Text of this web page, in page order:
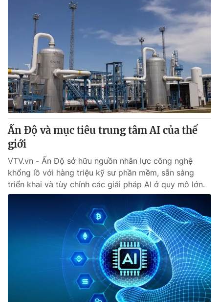
Ấn Độ và mục tiêu trung tâm AI của thế
giới
VTV.vn - Ấn Độ sở hữu nguồn nhân lực công nghệ
khổng lồ với hàng triệu kỹ sư phần mềm, sẵn sàng
triển khai và tùy chỉnh các giải pháp AI ở quy mô lớn.